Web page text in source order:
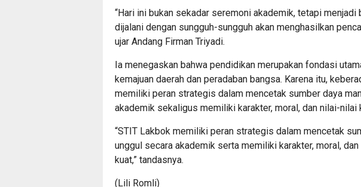
“Hari ini bukan sekadar seremoni akademik, tetapi menjadi
dijalani dengan sungguh-sungguh akan menghasilkan
ujar Andang Firman Triyadi.
Ia menegaskan bahwa pendidikan merupakan fondasi
kemajuan daerah dan peradaban bangsa. Karena itu,
memiliki peran strategis dalam mencetak sumber daya
akademik sekaligus memiliki karakter, moral, dan nilai-nilai
“STIT Lakbok memiliki peran strategis dalam mencetak
unggul secara akademik serta memiliki karakter, moral,
kuat,” tandasnya.
(Lili Romli)